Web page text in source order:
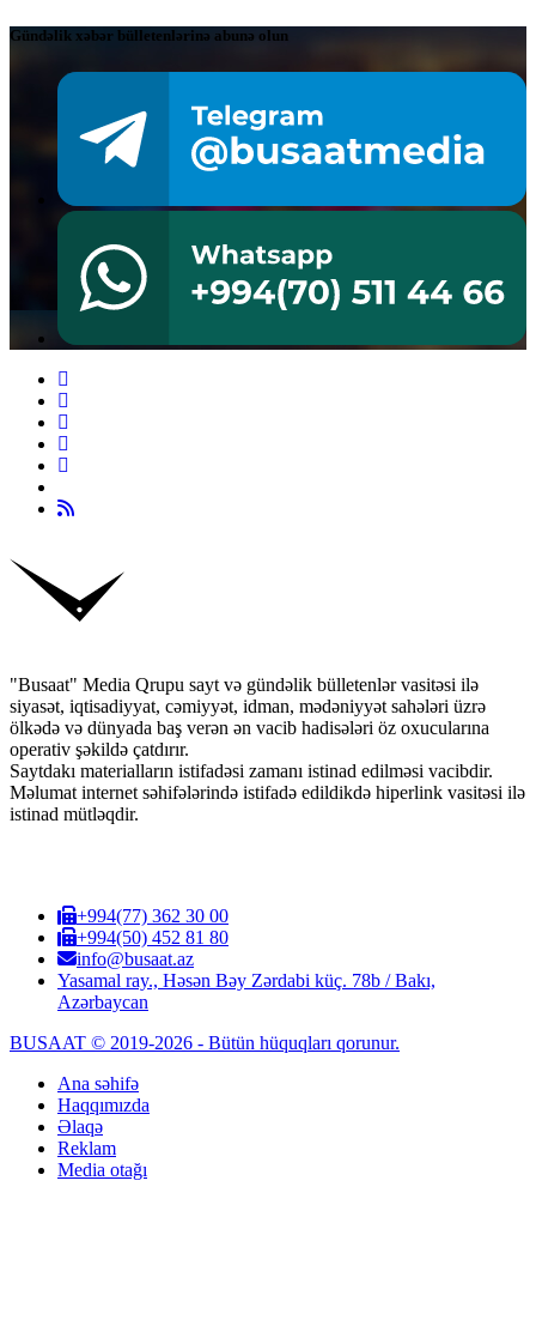
Gündəlik xəbər bülletenlərinə abunə olun
"Busaat" Media Qrupu sayt və gündəlik bülletenlər vasitəsi ilə
siyasət, iqtisadiyyat, cəmiyyət, idman, mədəniyyət sahələri üzrə
ölkədə və dünyada baş verən ən vacib hadisələri öz oxucularına
operativ şəkildə çatdırır.
Saytdakı materialların istifadəsi zamanı istinad edilməsi vacibdir.
Məlumat internet səhifələrində istifadə edildikdə hiperlink vasitəsi ilə
istinad mütləqdir.
+994(77) 362 30 00
+994(50) 452 81 80
info@busaat.az
Yasamal ray., Həsən Bəy Zərdabi küç. 78b / Bakı,
Azərbaycan
BUSAAT © 2019-2026 - Bütün hüquqları qorunur.
Ana səhifə
Haqqımızda
Əlaqə
Reklam
Media otağı